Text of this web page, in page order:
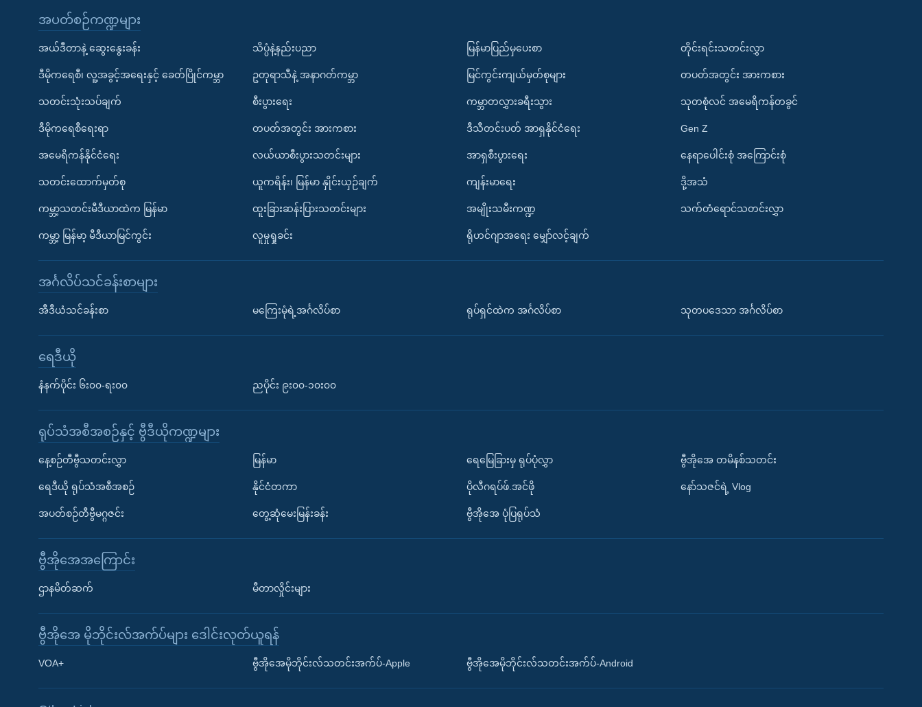
Learning English
အပတ်စဉ်ကဏ္ဍများ
အယ်ဒီတာနဲ့ ဆွေးနွေးခန်း
ဒီမိုကရေစီ၊ လူ့အခွင့်အရေးနှင့် ခေတ်ပြိုင်ကမ္ဘာ
သတင်းသုံးသပ်ချက်
ဒီမိုကရေစီရေးရာ
အမေရိကန်နိုင်ငံရေး
သတင်းထောက်မှတ်စု
ကမ္ဘာ့သတင်းမီဒီယာထဲက မြန်မာ
ကမ္ဘာ့ မြန်မာ့ မီဒီယာမြင်ကွင်း
သိပ္ပံနဲ့နည်းပညာ
ဥတုရာသီနဲ့ အနာဂတ်ကမ္ဘာ
စီးပွားရေး
တပတ်အတွင်း အားကစား
လယ်ယာစီးပွားသတင်းများ
ယူကရိန်း၊ မြန်မာ နှိုင်းယှဉ်ချက်
ထူးခြားဆန်းပြားသတင်းများ
လူမှုရှုခင်း
မြန်မာပြည်မှပေးစာ
မြင်ကွင်းကျယ်မှတ်စုများ
ကမ္ဘာတလွှားခရီးသွား
ဒီသီတင်းပတ် အာရှနိုင်ငံရေး
အာရှစီးပွားရေး
ကျန်းမာရေး
အမျိုးသမီးကဏ္ဍ
ရိုဟင်ဂျာအရေး မျှော်လင့်ချက်
တိုင်းရင်းသတင်းလွှာ
တပတ်အတွင်း အားကစား
သုတစုံလင် အမေရိကန်တခွင်
Gen Z
နေရာပေါင်းစုံ အကြောင်းစုံ
ဒို့အသံ
သက်တံရောင်သတင်းလွှာ
အင်္ဂလိပ်သင်ခန်းစာများ
အီဒီယံသင်ခန်းစာ မကြေးမုံရဲ့အင်္ဂလိပ်စာ ရုပ်ရှင်ထဲက အင်္ဂလိပ်စာ သုတပဒေသာ အင်္ဂလိပ်စာ
ရေဒီယို
နံနက်ပိုင်း ၆း၀၀-ရး၀၀ ညပိုင်း ၉း၀၀-၁၀း၀၀
ရုပ်သံအစီအစဉ်နှင့် ဗွီဒီယိုကဏ္ဍများ
နေ့စဉ်တီဗွီသတင်းလွှာ
ရေဒီယို ရုပ်သံအစီအစဉ်
အပတ်စဉ်တီဗွီမဂ္ဂဇင်း
မြန်မာ
နိုင်ငံတကာ
တွေ့ဆုံမေးမြန်းခန်း
ရေမြေခြားမှ ရုပ်ပုံလွှာ
ပိုလီဂရပ်ဖ်.အင်ဖို
ဗွီအိုအေ ပုံပြရုပ်သံ
ဗွီအိုအေ တမိနစ်သတင်း
နော်သဇင်ရဲ့ Vlog
ဗွီအိုအေအကြောင်း
ဌာနမိတ်ဆက် မီတာလှိုင်းများ
ဗွီအိုအေ မိုဘိုင်းလ်အက်ပ်များ ဒေါင်းလုတ်ယူရန်
VOA+ ဗွီအိုအေမိုဘိုင်းလ်သတင်းအက်ပ်-Apple ဗွီအိုအေမိုဘိုင်းလ်သတင်းအက်ပ်-Android